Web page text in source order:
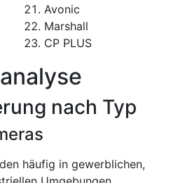
Avonic
Marshall
CP PLUS
nach Typ
häufig in gewerblichen,